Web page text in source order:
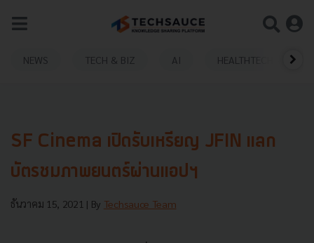
NEWS TECH & BIZ AI HEALTHTECH
SF Cinema เปิดรับเหรียญ JFIN แลก
บัตรชมภาพยนตร์ผ่านแอปฯ
ธันวาคม 15, 2021 | By Techsauce Team